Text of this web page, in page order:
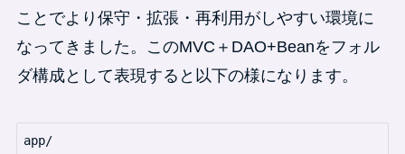
ことでより保守・拡張・再利用がしやすい環境に
なってきました。このMVC＋DAO+Beanをフォル
ダ構成として表現すると以下の様になります。
app/